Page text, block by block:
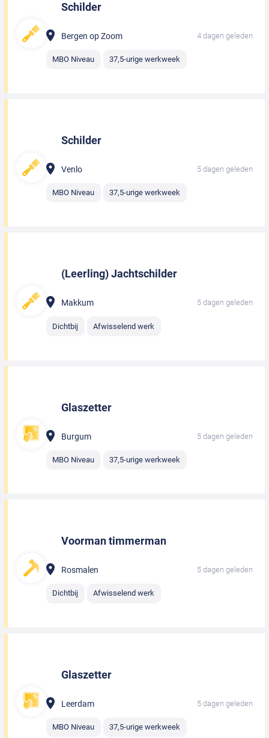
Schilder
Bergen op Zoom 4 dagen geleden
MBO Niveau 37,5-urige werkweek
Schilder
Venlo 5 dagen geleden
MBO Niveau 37,5-urige werkweek
(Leerling) Jachtschilder
Makkum 5 dagen geleden
Dichtbij Afwisselend werk
Glaszetter
Burgum 5 dagen geleden
MBO Niveau 37,5-urige werkweek
Voorman timmerman
Rosmalen 5 dagen geleden
Dichtbij Afwisselend werk
Glaszetter
Leerdam 5 dagen geleden
MBO Niveau 37,5-urige werkweek